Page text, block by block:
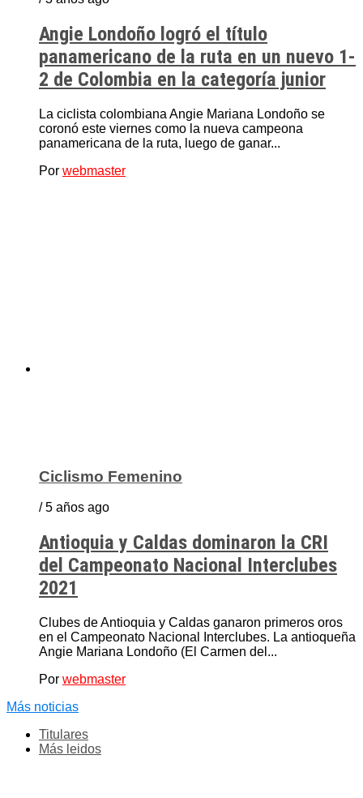
Angie Londoño logró el título
panamericano de la ruta en un nuevo 1-
2 de Colombia en la categoría junior
La ciclista colombiana Angie Mariana Londoño se
coronó este viernes como la nueva campeona
panamericana de la ruta, luego de ganar...
Por webmaster
Ciclismo Femenino
/ 5 años ago
Antioquia y Caldas dominaron la CRI
del Campeonato Nacional Interclubes
2021
Clubes de Antioquia y Caldas ganaron primeros oros
en el Campeonato Nacional Interclubes. La antioqueña
Angie Mariana Londoño (El Carmen del...
Por webmaster
Más noticias
Titulares
Más leidos